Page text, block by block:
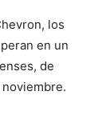
los
en un
de